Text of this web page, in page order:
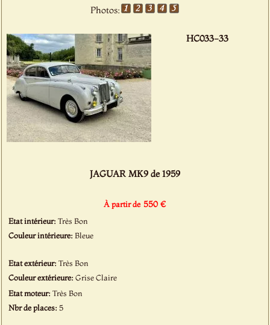
Photos:
HC033-33
JAGUAR MK9 de 1959
À partir de 550 €
Etat intérieur:Très Bon
Couleur intérieure:Bleue
Etat extérieur:Très Bon
Couleur extérieure:Grise Claire
Etat moteur:Très Bon
Nbr de places: 5